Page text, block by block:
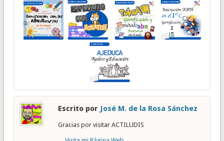
Escrito por José M. de la Rosa Sánchez
Gracias por visitar ACTILUDIS